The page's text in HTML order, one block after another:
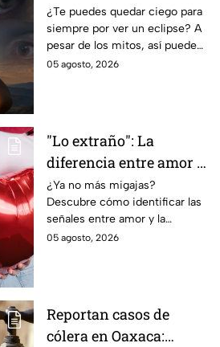
eclipse parcial: así
puedes observarlo de
forma segura
¿Te puedes quedar ciego para
siempre por ver un eclipse? A
pesar de los mitos, así puedes
observar un eclipse parcial y
05 agosto, 2026
"Lo extraño": La
diferencia entre amor y
dependencia
emocional
¿Ya no más migajas?
Descubre cómo identificar las
señales entre amor y la
dependencia emocional. Estos
05 agosto, 2026
Reportan casos de
cólera en Oaxaca: